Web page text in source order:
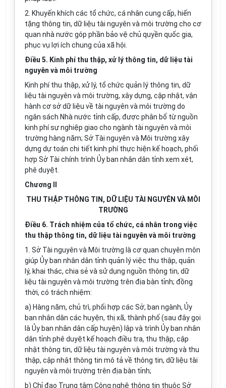
2. Khuyến khích các tổ chức, cá nhân cung cấp, hiến
tặng thông tin, dữ liệu tài nguyên và môi trường cho cơ
quan nhà nước góp phần bảo vệ chủ quyền quốc gia,
phục vụ lợi ích chung của xã hội.
Điều 5. Kinh phí thu thập, xử lý thông tin, dữ liệu tài
nguyên và môi trường
Kinh phí thu thập, xử lý, tổ chức quản lý thông tin, dữ
liệu tài nguyên và môi trường, xây dựng, cập nhật, vận
hành cơ sở dữ liệu về tài nguyên và môi trường do
ngân sách Nhà nước tỉnh cấp, được phân bổ từ nguồn
kinh phí sự nghiệp giao cho ngành tài nguyên và môi
trường hàng năm; Sở Tài nguyên và Môi trường xây
dựng dự toán chi tiết kinh phí thực hiện kế hoạch, phối
hợp Sở Tài chính trình Ủy ban nhân dân tỉnh xem xét,
phê duyệt.
Chương II
THU THẬP THÔNG TIN, DỮ LIỆU TÀI NGUYÊN VÀ MÔI
TRƯỜNG
Điều 6. Trách nhiệm của tổ chức, cá nhân trong việc
thu thập thông tin, dữ liệu tài nguyên và môi trường
1. Sở Tài nguyên và Môi trường là cơ quan chuyên môn
giúp Ủy ban nhân dân tỉnh quản lý việc thu thập, quản
lý, khai thác, chia sẻ và sử dụng nguồn thông tin, dữ
liệu tài nguyên và môi trường trên địa bàn tỉnh; đồng
thời, có trách nhiệm:
a) Hàng năm, chủ trì, phối hợp các Sở, ban ngành, Ủy
ban nhân dân các huyện, thị xã, thành phố (sau đây gọi
là Ủy ban nhân dân cấp huyện) lập và trình Ủy ban nhân
dân tỉnh phê duyệt kế hoạch điều tra, thu thập, cập
nhật thông tin, dữ liệu tài nguyên và môi trường và thu
thập, cập nhật thông tin mô tả về thông tin, dữ liệu tài
nguyên và môi trường trên địa bàn tỉnh;
b) Chỉ đạo Trung tâm Công nghệ thông tin thuộc Sở